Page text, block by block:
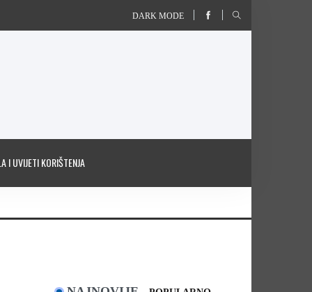
DARK MODE
I UVIJETI KORIŠTENJA